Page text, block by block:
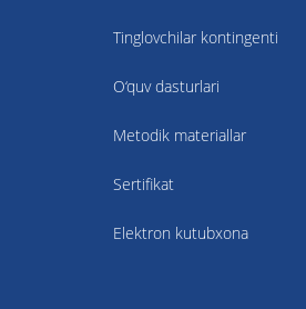
Tinglovchilar kontingenti
O‘quv dasturlari
Metodik materiallar
Sertifikat
Elektron kutubxona